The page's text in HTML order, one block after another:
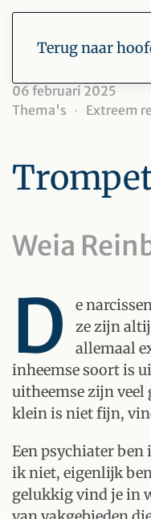
Terug naar
06 februari 2025
Thema's
Extreem
Weia
D
e
ze zijn
allemaal
inheemse soort is
uitheemse zijn
klein is niet fijn,
Een psychiater ben
ik niet, eigenlijk
gelukkig vind je in